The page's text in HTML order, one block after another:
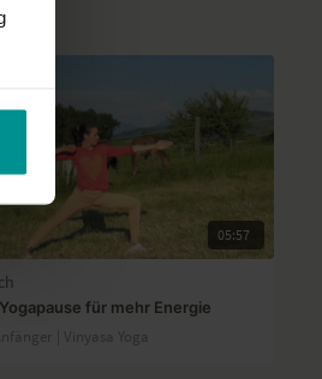
05:57
für mehr Energie
| Vinyasa Yoga